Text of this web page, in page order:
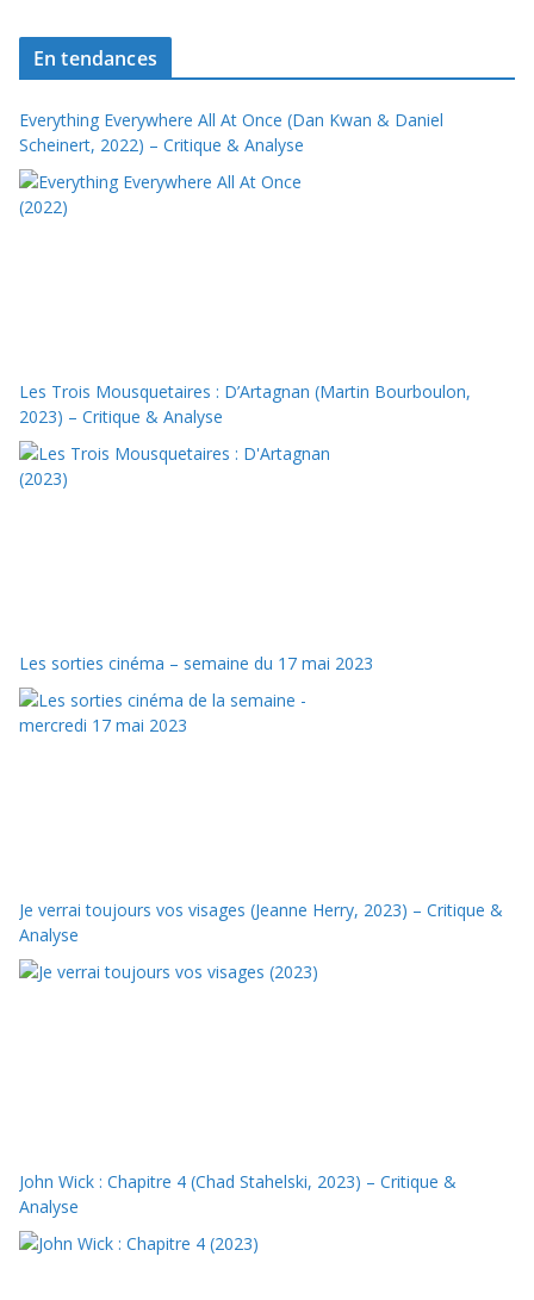
En tendances
Everything Everywhere All At Once (Dan Kwan & Daniel
Scheinert, 2022) – Critique & Analyse
Les Trois Mousquetaires : D’Artagnan (Martin Bourboulon,
2023) – Critique & Analyse
Les sorties cinéma – semaine du 17 mai 2023
Je verrai toujours vos visages (Jeanne Herry, 2023) – Critique &
Analyse
John Wick : Chapitre 4 (Chad Stahelski, 2023) – Critique &
Analyse